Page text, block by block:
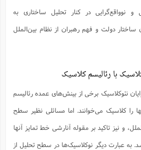
و نوواقع‌گرایی در کنار تحلیل ساختاری به
دولت و فهم رهبران از نظام بین‌الملل
با رئالیسم کلاسیک
نئوکلاسیک برخی از بینش‌های عمده رئالیسم
را کلاسیک می‌خوانند. اما مسائلی نظیر سطح
و نیز تاکید بر مقوله آنارشی خط تمایز آنها
به عبارت دیگر نوکلاسیک‌ها در سطح تحلیل از